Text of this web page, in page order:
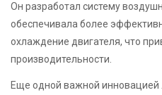
Он разработал систему
обеспечивала более
охлаждение двигателя, что
производительности.
Еще одной важной